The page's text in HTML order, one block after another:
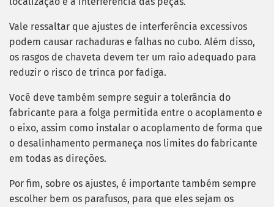
Vale ressaltar que ajustes de interferência excessivos
podem causar rachaduras e falhas no cubo. Além disso,
os rasgos de chaveta devem ter um raio adequado para
reduzir o risco de trinca por fadiga.
Você deve também sempre seguir a tolerância do
fabricante para a folga permitida entre o acoplamento e
o eixo, assim como instalar o acoplamento de forma que
o desalinhamento permaneça nos limites do fabricante
em todas as direções.
Por fim, sobre os ajustes, é importante também sempre
escolher bem os parafusos, para que eles sejam os